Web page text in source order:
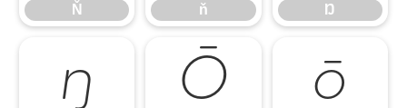
Ň ň Ŋ
ŋ Ō ō